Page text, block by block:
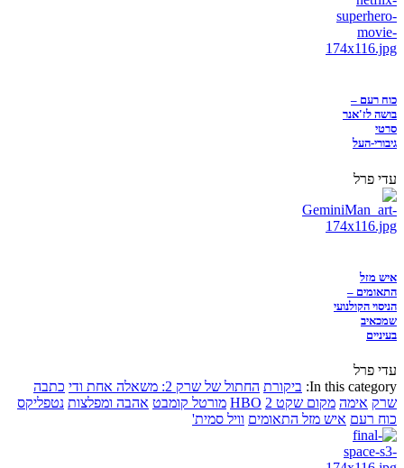
כוח רעם –
בושה לז'אנר
סרטי
גיבורי-העל
עדי פרל
איש מזל
התאומים –
הניסוי הקולנועי
שמכאיב
בעיניים
עדי פרל
In this category: ביקורת החתול של שרק 2: משאלה אחת ודי
כתבה
שרק אימה מקום שקט 2 HBO מורטל קומבט אהבה ומפלצות נטפליקס
כוח רעם איש מזל התאומים וויל סמית'